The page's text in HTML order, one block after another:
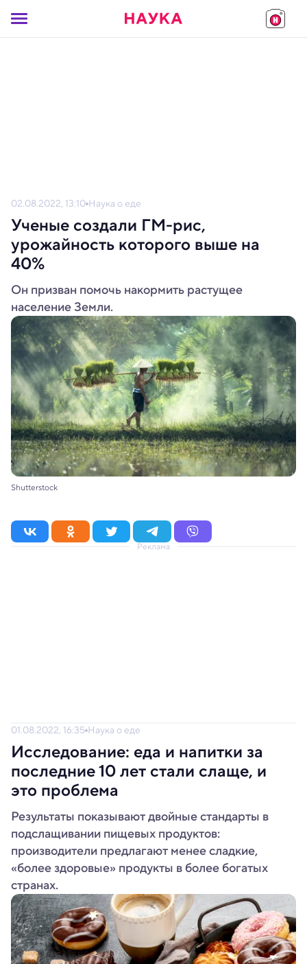
02.08.2022, 13:10 Наука о еде
Ученые создали ГМ-рис,
урожайность которого выше на
40%
Он призван помочь накормить растущее
население Земли.
Shutterstock
Реклама
01.08.2022, 16:35 Наука о еде
Исследование: еда и напитки за
последние 10 лет стали слаще, и
это проблема
Результаты показывают двойные стандарты в
подслащивании пищевых продуктов:
производители предлагают менее сладкие,
«более здоровые» продукты в более богатых
странах.